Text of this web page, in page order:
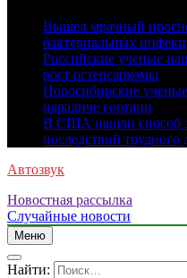
Вышел мрачный
бактериальных
Российские ученые
рост остеосаркомы
Новосибирские
параличе гортани
В США нашли способ
последствий трудного
Автозвук
Новостная рассылка
Случайные новости
Меню
Найти: